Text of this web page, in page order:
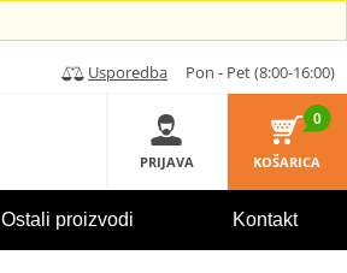
Usporedba Pon - Pet (8:00-16:00)
PRIJAVA
0
KOŠARICA
Ostali proizvodi Kontakt